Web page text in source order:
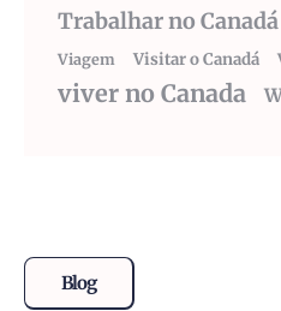
Trabalhar no Canadá
Viagem Visitar o Canadá
viver no Canada
Blog